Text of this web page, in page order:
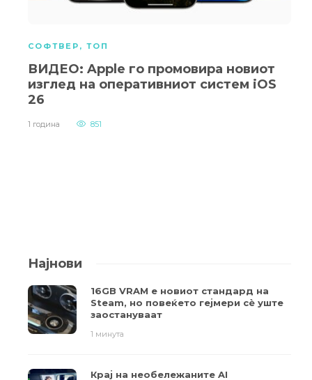
СОФТВЕР , ТОП
ВИДЕО: Apple го промовира новиот
изглед на оперативниот систем iOS
26
1 година 851
Најнови
16GB VRAM е новиот стандард на
Steam, но повеќето гејмери ​​сè уште
заостануваат
1 минута
Крај на необележаните AI